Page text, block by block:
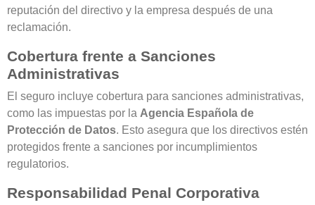
reputación del directivo y la empresa después de una
reclamación.
Cobertura frente a Sanciones
Administrativas
El seguro incluye cobertura para sanciones administrativas,
como las impuestas por la Agencia Española de
Protección de Datos. Esto asegura que los directivos estén
protegidos frente a sanciones por incumplimientos
regulatorios.
Responsabilidad Penal Corporativa